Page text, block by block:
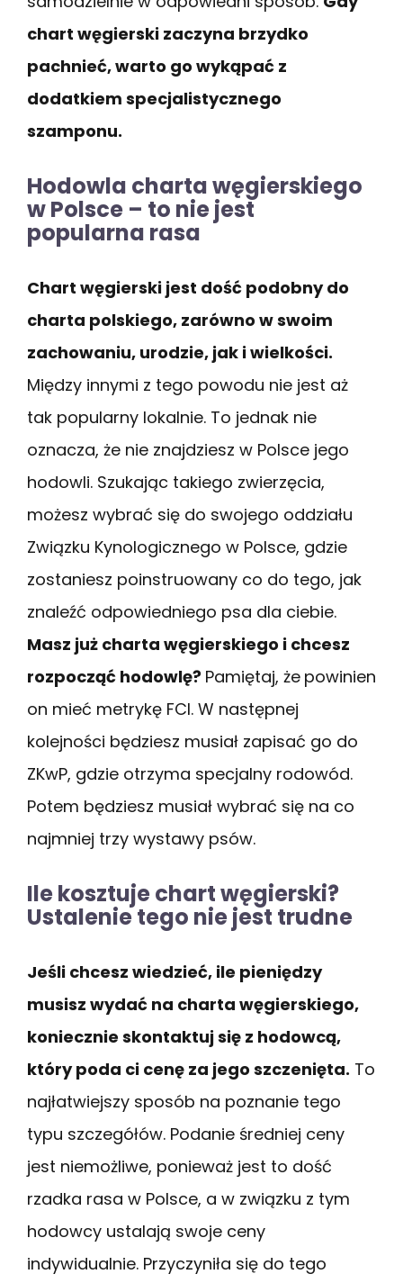
chart węgierski zaczyna brzydko
pachnieć, warto go wykąpać z
dodatkiem specjalistycznego
szamponu.
Hodowla charta węgierskiego
w Polsce – to nie jest
popularna rasa
Chart węgierski jest dość podobny do
charta polskiego, zarówno w swoim
zachowaniu, urodzie, jak i wielkości.
Między innymi z tego powodu nie jest aż
tak popularny lokalnie. To jednak nie
oznacza, że nie znajdziesz w Polsce jego
hodowli. Szukając takiego zwierzęcia,
możesz wybrać się do swojego oddziału
Związku Kynologicznego w Polsce, gdzie
zostaniesz poinstruowany co do tego, jak
znaleźć odpowiedniego psa dla ciebie.
Masz już charta węgierskiego i chcesz
rozpocząć hodowlę? Pamiętaj, że powinien
on mieć metrykę FCI. W następnej
kolejności będziesz musiał zapisać go do
ZKwP, gdzie otrzyma specjalny rodowód.
Potem będziesz musiał wybrać się na co
najmniej trzy wystawy psów.
Ile kosztuje chart węgierski?
Ustalenie tego nie jest trudne
Jeśli chcesz wiedzieć, ile pieniędzy
musisz wydać na charta węgierskiego,
koniecznie skontaktuj się z hodowcą,
który poda ci cenę za jego szczenięta. To
najłatwiejszy sposób na poznanie tego
typu szczegółów. Podanie średniej ceny
jest niemożliwe, ponieważ jest to dość
rzadka rasa w Polsce, a w związku z tym
hodowcy ustalają swoje ceny
indywidualnie. Przyczyniła się do tego